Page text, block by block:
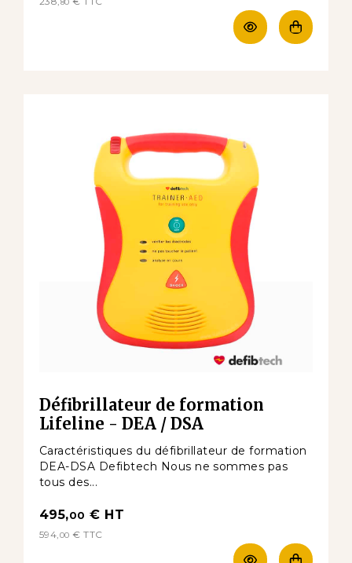
80
Défibrillateur de formation
Lifeline - DEA / DSA
Caractéristiques du défibrillateur de formation
DEA-DSA Defibtech Nous ne sommes pas
tous des...
495,00 € HT
594,00 € TTC